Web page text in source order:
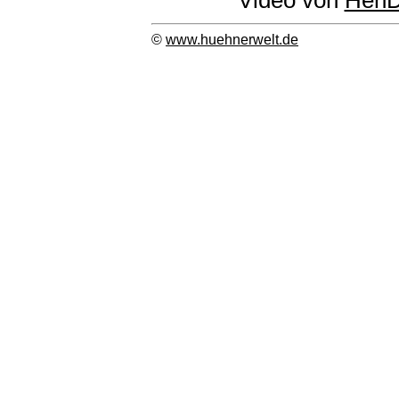
© www.huehnerwelt.de